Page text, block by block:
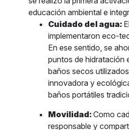
educación ambiental e
Cuidado del agua:
implementaron eco-
En ese sentido, se
puntos de hidratación
baños secos
innovadora y
baños portátiles
Movilidad:Como
responsable y